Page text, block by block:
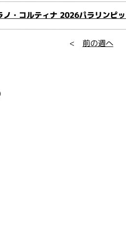
ノ・コルティナ 2026パラリン
< 前の週へ